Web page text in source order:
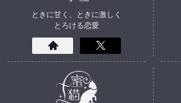
ときに甘く、ときに激しく
とろける恋愛